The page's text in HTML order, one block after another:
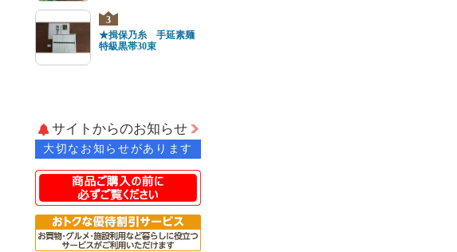
ズ3
★揖保乃糸 手延素麺
特級黒帯30束
サイトからのお知らせ
大切なお知らせがあります